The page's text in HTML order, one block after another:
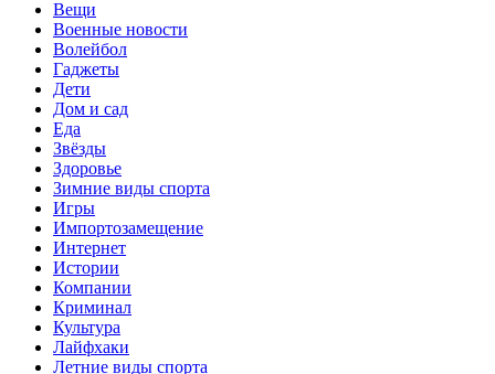
Вещи
Военные новости
Волейбол
Гаджеты
Дети
Дом и сад
Еда
Звёзды
Здоровье
Зимние виды спорта
Игры
Импортозамещение
Интернет
Истории
Компании
Криминал
Культура
Лайфхаки
Летние виды спорта